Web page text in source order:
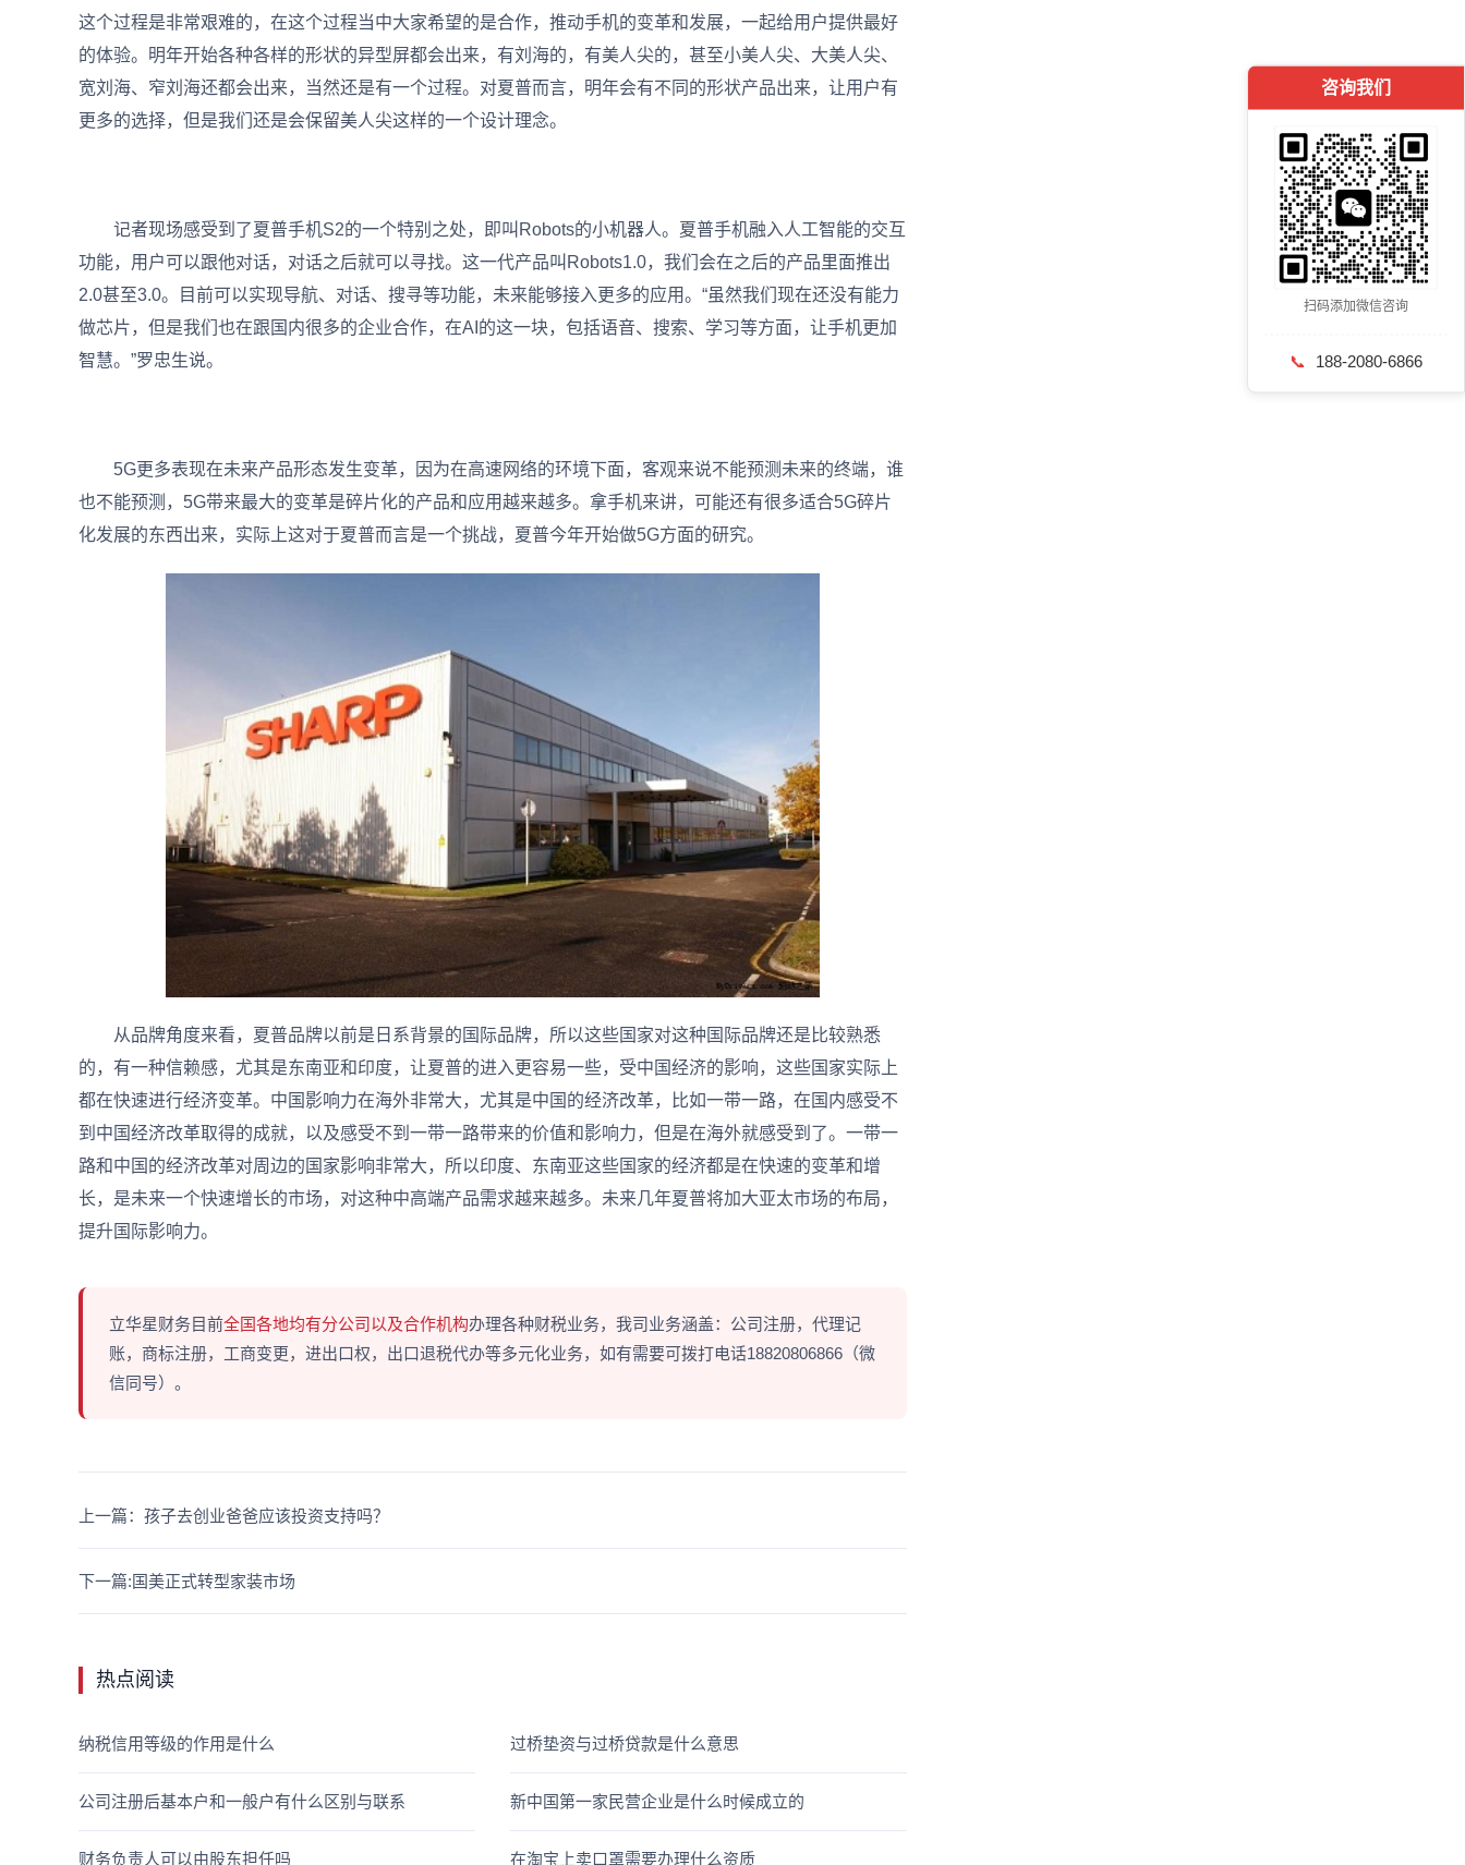
这个过程是非常艰难的，在这个过程当中大家希望的是合作，推动手机的变革和发展，一起给用户提供最好
的体验。明年开始各种各样的形状的异型屏都会出来，有刘海的，有美人尖的，甚至小美人尖、大美人尖、
宽刘海、窄刘海还都会出来，当然还是有一个过程。对夏普而言，明年会有不同的形状产品出来，让用户有
更多的选择，但是我们还是会保留美人尖这样的一个设计理念。
记者现场感受到了夏普手机S2的一个特别之处，即叫Robots的小机器人。夏普手机融入人工智能的交互
功能，用户可以跟他对话，对话之后就可以寻找。这一代产品叫Robots1.0，我们会在之后的产品里面推出
2.0甚至3.0。目前可以实现导航、对话、搜寻等功能，未来能够接入更多的应用。“虽然我们现在还没有能力
做芯片，但是我们也在跟国内很多的企业合作，在AI的这一块，包括语音、搜索、学习等方面，让手机更加
智慧。”罗忠生说。
5G更多表现在未来产品形态发生变革，因为在高速网络的环境下面，客观来说不能预测未来的终端，谁
也不能预测，5G带来最大的变革是碎片化的产品和应用越来越多。拿手机来讲，可能还有很多适合5G碎片
化发展的东西出来，实际上这对于夏普而言是一个挑战，夏普今年开始做5G方面的研究。
从品牌角度来看，夏普品牌以前是日系背景的国际品牌，所以这些国家对这种国际品牌还是比较熟悉
的，有一种信赖感，尤其是东南亚和印度，让夏普的进入更容易一些，受中国经济的影响，这些国家实际上
都在快速进行经济变革。中国影响力在海外非常大，尤其是中国的经济改革，比如一带一路，在国内感受不
到中国经济改革取得的成就，以及感受不到一带一路带来的价值和影响力，但是在海外就感受到了。一带一
路和中国的经济改革对周边的国家影响非常大，所以印度、东南亚这些国家的经济都是在快速的变革和增
长，是未来一个快速增长的市场，对这种中高端产品需求越来越多。未来几年夏普将加大亚太市场的布局，
提升国际影响力。
立华星财务目前全国各地均有分公司以及合作机构办理各种财税业务，我司业务涵盖：公司注册，代理记
账，商标注册，工商变更，进出口权，出口退税代办等多元化业务，如有需要可拨打电话18820806866（微
信同号）。
下一篇:国美正式转型家装市场
上一篇：孩子去创业爸爸应该投资支持吗？
热点阅读
纳税信用等级的作用是什么 过桥垫资与过桥贷款是什么意思
公司注册后基本户和一般户有什么区别与联系 新中国第一家民营企业是什么时候成立的
财务负责人可以由股东担任吗 在淘宝上卖口罩需要办理什么资质
咨询我们
扫码添加微信咨询
📞 188-2080-6866